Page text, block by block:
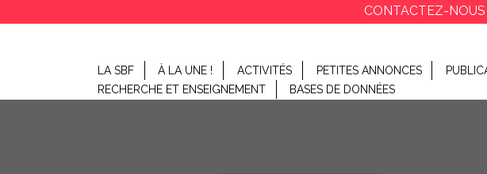
CONTACTEZ-NOUS
LA SBF À LA UNE ! ACTIVITÉS PETITES ANNONCES
RECHERCHE ET ENSEIGNEMENT
BASES DE DONNÉES